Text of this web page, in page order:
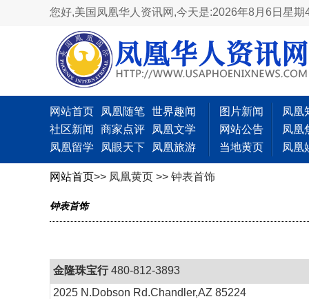
您好,美国凤凰华人资讯网,今天是:2026年8月6日星期
网站首页 凤凰随笔 世界趣闻
社区新闻
商家点评
凤凰文学
凤凰留学
凤眼天下 凤凰旅游
图片新闻
网站公告
当地黄页
凤凰
凤凰
凤凰
网站首页>> 凤凰黄页 >> 钟表首饰
钟表首饰
金隆珠宝行480-812-3893
2025 N.Dobson Rd.Chandler,AZ 85224